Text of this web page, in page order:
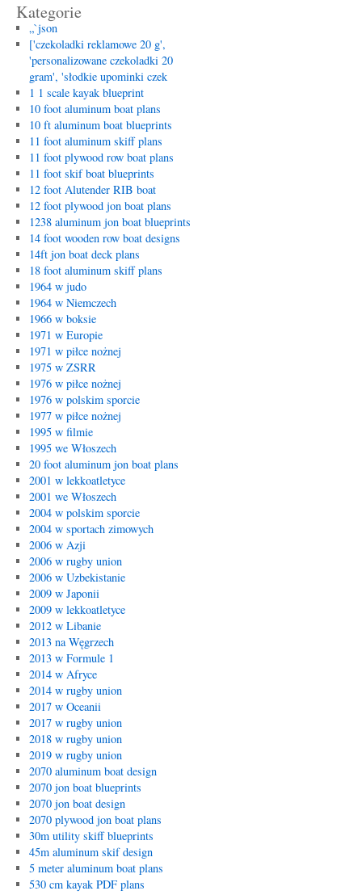
Kategorie
„`json
['czekoladki reklamowe 20 g',
'personalizowane czekoladki 20
gram', 'słodkie upominki czek
1 1 scale kayak blueprint
10 foot aluminum boat plans
10 ft aluminum boat blueprints
11 foot aluminum skiff plans
11 foot plywood row boat plans
11 foot skif boat blueprints
12 foot Alutender RIB boat
12 foot plywood jon boat plans
1238 aluminum jon boat blueprints
14 foot wooden row boat designs
14ft jon boat deck plans
18 foot aluminum skiff plans
1964 w judo
1964 w Niemczech
1966 w boksie
1971 w Europie
1971 w piłce nożnej
1975 w ZSRR
1976 w piłce nożnej
1976 w polskim sporcie
1977 w piłce nożnej
1995 w filmie
1995 we Włoszech
20 foot aluminum jon boat plans
2001 w lekkoatletyce
2001 we Włoszech
2004 w polskim sporcie
2004 w sportach zimowych
2006 w Azji
2006 w rugby union
2006 w Uzbekistanie
2009 w Japonii
2009 w lekkoatletyce
2012 w Libanie
2013 na Węgrzech
2013 w Formule 1
2014 w Afryce
2014 w rugby union
2017 w Oceanii
2017 w rugby union
2018 w rugby union
2019 w rugby union
2070 aluminum boat design
2070 jon boat blueprints
2070 jon boat design
2070 plywood jon boat plans
30m utility skiff blueprints
45m aluminum skif design
5 meter aluminum boat plans
530 cm kayak PDF plans